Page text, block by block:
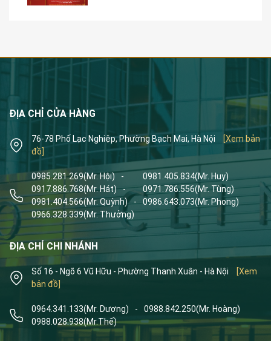
ĐỊA CHỈ CỬA HÀNG
76-78 Phố Lạc Nghiệp, Phường Bạch Mai, Hà Nội
[Xem bản
đồ]
0985.281.269(Mr. Hội) - 0981.405.834(Mr. Huy)
0917.886.768(Mr. Hát) - 0971.786.556(Mr. Tùng)
0981.404.566(Mr. Quỳnh) - 0986.643.073(Mr. Phong)
0966.328.339(Mr. Thưởng)
ĐỊA CHỈ CHI NHÁNH
Số 16 - Ngõ 6 Vũ Hữu - Phường Thanh Xuân - Hà Nội
[Xem
bản đồ]
0964.341.133(Mr. Dương) - 0988.842.250(Mr. Hoàng)
0988.028.938(Mr.Thế)